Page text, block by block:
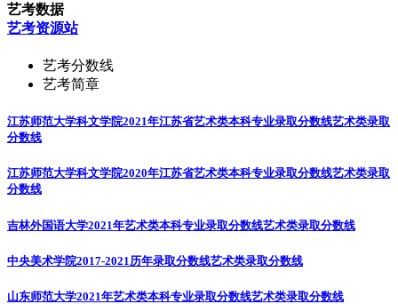
艺考数据
艺考资源站
艺考分数线
艺考简章
江苏师范大学科文学院2021年江苏省艺术类本科专业录取分数线艺术类录取
分数线
江苏师范大学科文学院2020年江苏省艺术类本科专业录取分数线艺术类录取
分数线
吉林外国语大学2021年艺术类本科专业录取分数线艺术类录取分数线
中央美术学院2017-2021历年录取分数线艺术类录取分数线
山东师范大学2021年艺术类本科专业录取分数线艺术类录取分数线